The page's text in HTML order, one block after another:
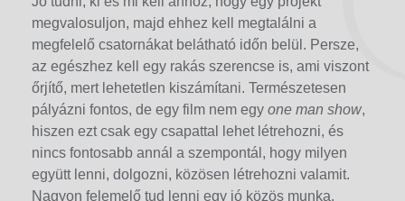
megvalosuljon, majd ehhez kell megtalálni a
megfelelő csatornákat belátható időn belül. Persze,
az egészhez kell egy rakás szerencse is, ami viszont
őrjítő, mert lehetetlen kiszámítani. Természetesen
pályázni fontos, de egy film nem egy one man show,
hiszen ezt csak egy csapattal lehet létrehozni, és
nincs fontosabb annál a szempontál, hogy milyen
együtt lenni, dolgozni, közösen létrehozni valamit.
Nagyon felemelő tud lenni egy jó közös munka.